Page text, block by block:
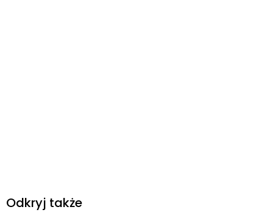
Odkryj także